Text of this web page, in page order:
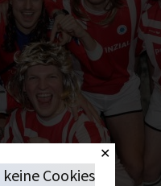
✕
Cookies